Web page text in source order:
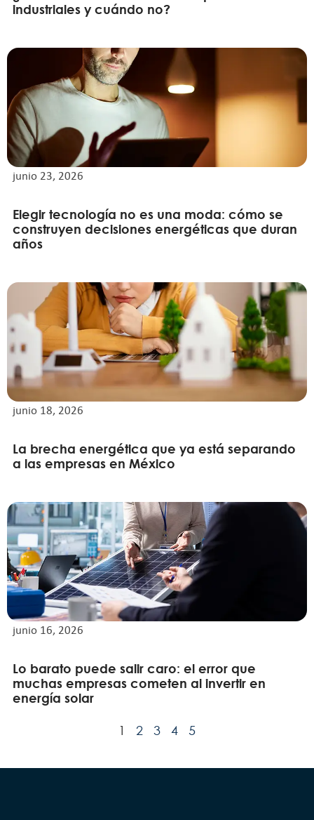
industriales y cuándo no?
junio 23, 2026
Elegir tecnología no es una moda: cómo se
construyen decisiones energéticas que duran
años
junio 18, 2026
La brecha energética que ya está separando
a las empresas en México
junio 16, 2026
Lo barato puede salir caro: el error que
muchas empresas cometen al invertir en
energía solar
1 2 3 4 5